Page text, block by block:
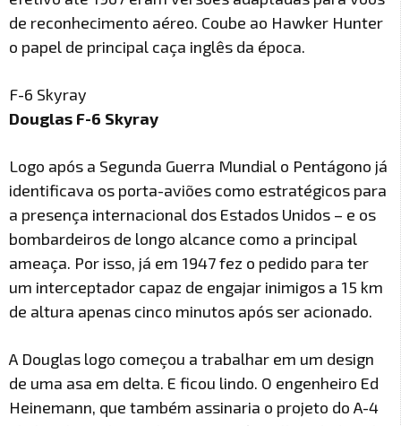
de reconhecimento aéreo. Coube ao Hawker Hunter
o papel de principal caça inglês da época.
F-6 Skyray
Douglas F-6 Skyray
Logo após a Segunda Guerra Mundial o Pentágono já
identificava os porta-aviões como estratégicos para
a presença internacional dos Estados Unidos – e os
bombardeiros de longo alcance como a principal
ameaça. Por isso, já em 1947 fez o pedido para ter
um interceptador capaz de engajar inimigos a 15 km
de altura apenas cinco minutos após ser acionado.
A Douglas logo começou a trabalhar em um design
de uma asa em delta. E ficou lindo. O engenheiro Ed
Heinemann, que também assinaria o projeto do A-4